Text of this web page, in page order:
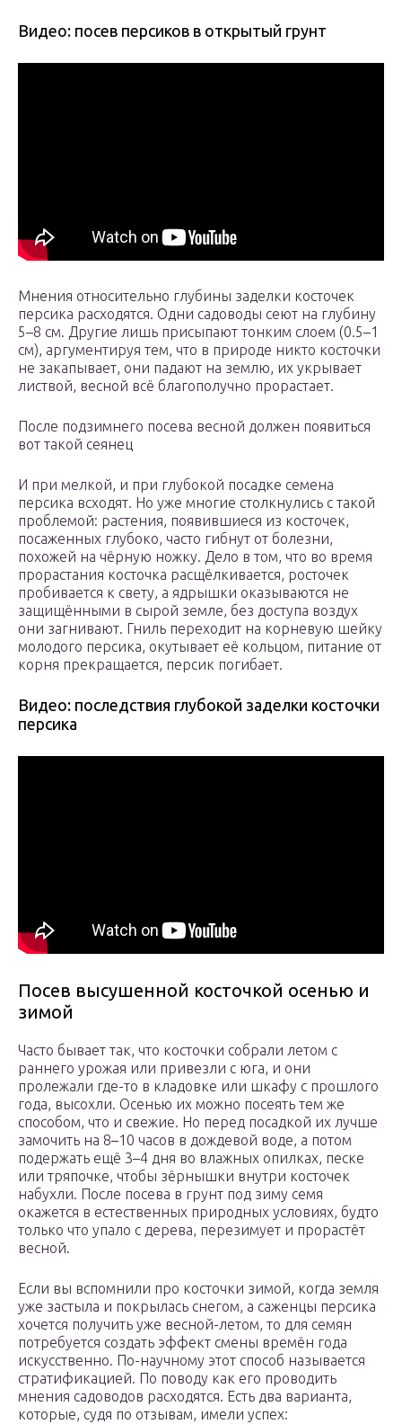
Видео: посев персиков в открытый грунт
Мнения относительно глубины заделки косточек
персика расходятся. Одни садоводы сеют на глубину
5–8 см. Другие лишь присыпают тонким слоем (0.5–1
см), аргументируя тем, что в природе никто косточки
не закапывает, они падают на землю, их укрывает
листвой, весной всё благополучно прорастает.
После подзимнего посева весной должен появиться
вот такой сеянец
И при мелкой, и при глубокой посадке семена
персика всходят. Но уже многие столкнулись с такой
проблемой: растения, появившиеся из косточек,
посаженных глубоко, часто гибнут от болезни,
похожей на чёрную ножку. Дело в том, что во время
прорастания косточка расщёлкивается, росточек
пробивается к свету, а ядрышки оказываются не
защищёнными в сырой земле, без доступа воздух
они загнивают. Гниль переходит на корневую шейку
молодого персика, окутывает её кольцом, питание от
корня прекращается, персик погибает.
Видео: последствия глубокой заделки косточки
персика
Посев высушенной косточкой осенью и
зимой
Часто бывает так, что косточки собрали летом с
раннего урожая или привезли с юга, и они
пролежали где-то в кладовке или шкафу с прошлого
года, высохли. Осенью их можно посеять тем же
способом, что и свежие. Но перед посадкой их лучше
замочить на 8–10 часов в дождевой воде, а потом
подержать ещё 3–4 дня во влажных опилках, песке
или тряпочке, чтобы зёрнышки внутри косточек
набухли. После посева в грунт под зиму семя
окажется в естественных природных условиях, будто
только что упало с дерева, перезимует и прорастёт
весной.
Если вы вспомнили про косточки зимой, когда земля
уже застыла и покрылась снегом, а саженцы персика
хочется получить уже весной-летом, то для семян
потребуется создать эффект смены времён года
искусственно. По-научному этот способ называется
стратификацией. По поводу как его проводить
мнения садоводов расходятся. Есть два варианта,
которые, судя по отзывам, имели успех: